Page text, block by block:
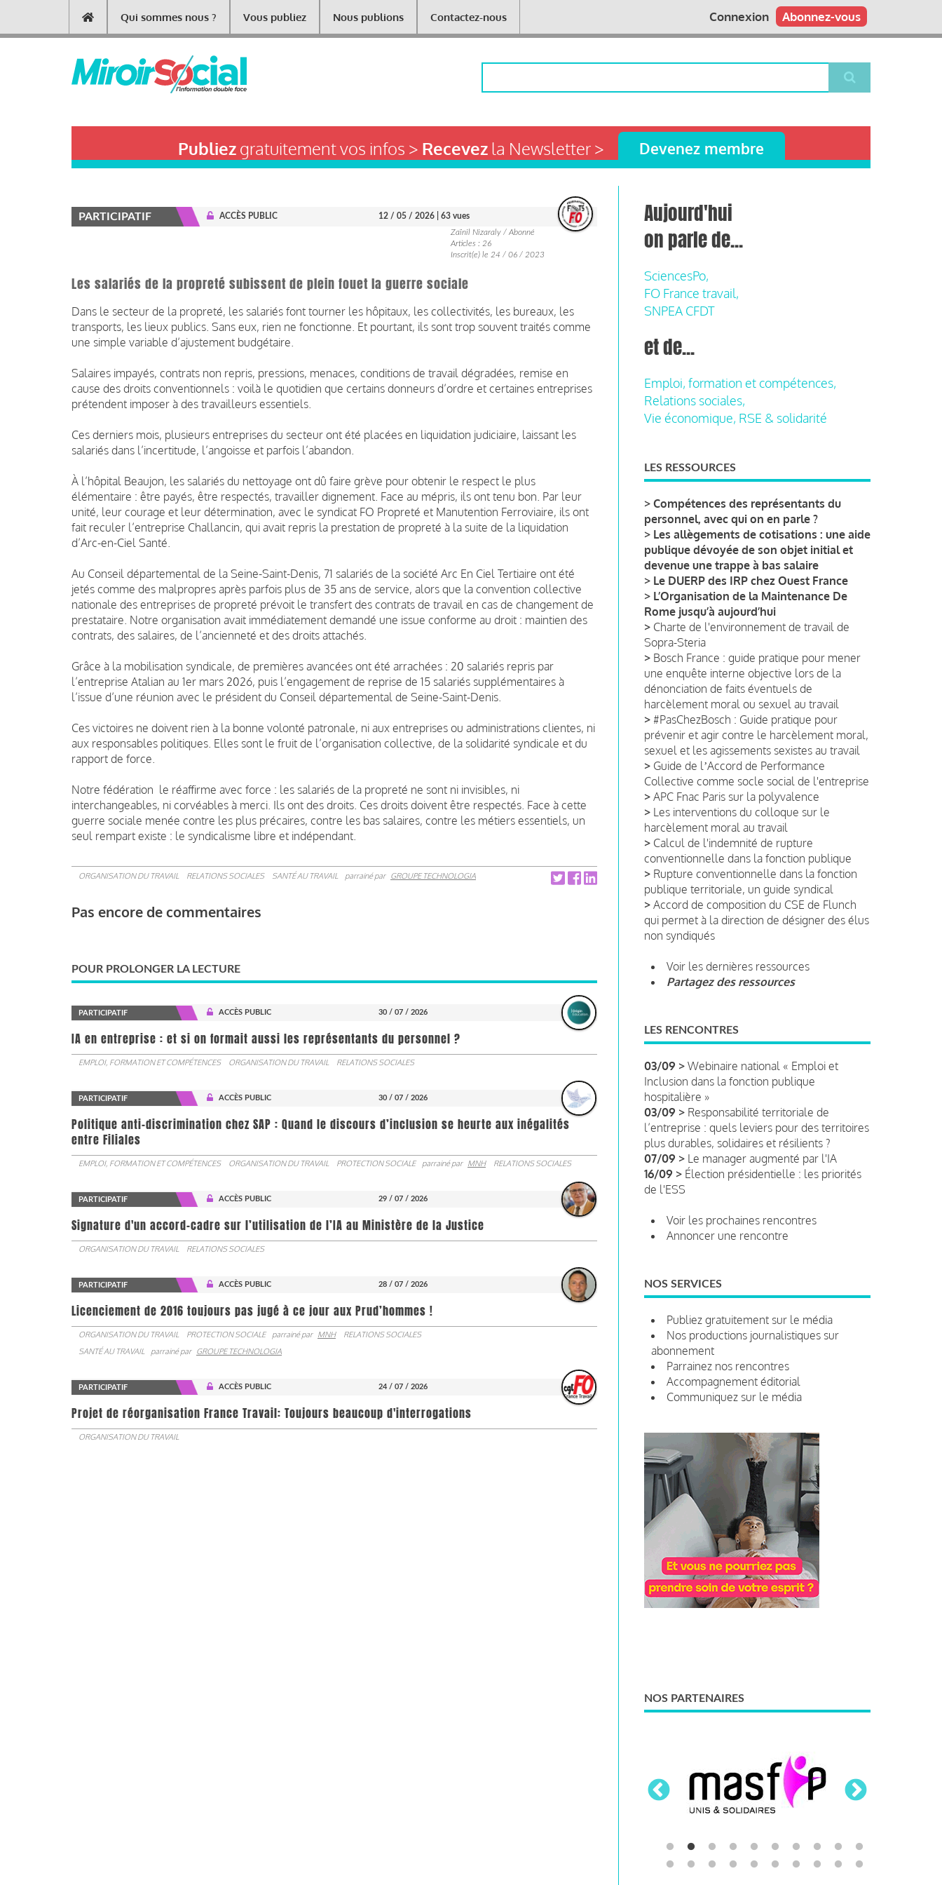
contenu
Main
navigation
Qui sommes nous ? Vous publiez Nous publions Contactez-nous Abonnez-vous
Connexion
Publiezgratuitement vos infos > Recevezla Newsletter > Devenez membre
PARTICIPATIF ACCÈS PUBLIC 12 / 05 / 2026
| 63 vues
Zaïnil Nizaraly / Abonné
Articles : 26
Inscrit(e) le 24 / 06 / 2023
Les salariés de la propreté subissent de plein fouet la guerre sociale
Dans le secteur de la propreté, les salariés font tourner les hôpitaux, les collectivités, les bureaux, les
transports, les lieux publics. Sans eux, rien ne fonctionne. Et pourtant, ils sont trop souvent traités comme
une simple variable d’ajustement budgétaire.
Salaires impayés, contrats non repris, pressions, menaces, conditions de travail dégradées, remise en
cause des droits conventionnels : voilà le quotidien que certains donneurs d’ordre et certaines entreprises
prétendent imposer à des travailleurs essentiels.
Ces derniers mois, plusieurs entreprises du secteur ont été placées en liquidation judiciaire, laissant les
salariés dans l’incertitude, l’angoisse et parfois l’abandon.
À l’hôpital Beaujon, les salariés du nettoyage ont dû faire grève pour obtenir le respect le plus
élémentaire : être payés, être respectés, travailler dignement. Face au mépris, ils ont tenu bon. Par leur
unité, leur courage et leur détermination, avec le syndicat FO Propreté et Manutention Ferroviaire, ils ont
fait reculer l’entreprise Challancin, qui avait repris la prestation de propreté à la suite de la liquidation
d’Arc-en-Ciel Santé.
Au Conseil départemental de la Seine-Saint-Denis, 71 salariés de la société Arc En Ciel Tertiaire ont été
jetés comme des malpropres après parfois plus de 35 ans de service, alors que la convention collective
nationale des entreprises de propreté prévoit le transfert des contrats de travail en cas de changement de
prestataire. Notre organisation avait immédiatement demandé une issue conforme au droit : maintien des
contrats, des salaires, de l’ancienneté et des droits attachés.
Grâce à la mobilisation syndicale, de premières avancées ont été arrachées : 20 salariés repris par
l’entreprise Atalian au 1er mars 2026, puis l’engagement de reprise de 15 salariés supplémentaires à
l’issue d’une réunion avec le président du Conseil départemental de Seine-Saint-Denis.
Ces victoires ne doivent rien à la bonne volonté patronale, ni aux entreprises ou administrations clientes, ni
aux responsables politiques. Elles sont le fruit de l’organisation collective, de la solidarité syndicale et du
rapport de force.
Notre fédération le réaffirme avec force : les salariés de la propreté ne sont ni invisibles, ni
interchangeables, ni corvéables à merci. Ils ont des droits. Ces droits doivent être respectés. Face à cette
guerre sociale menée contre les plus précaires, contre les bas salaires, contre les métiers essentiels, un
seul rempart existe : le syndicalisme libre et indépendant.
ORGANISATION DU TRAVAIL RELATIONS SOCIALES SANTÉ AU TRAVAIL parrainé par GROUPE TECHNOLOGIA
Pas encore de commentaires
POUR PROLONGER LA LECTURE
PARTICIPATIF ACCÈS PUBLIC 30 / 07 / 2026
IA en entreprise : et si on formait aussi les représentants du personnel ?
EMPLOI, FORMATION ET COMPÉTENCES ORGANISATION DU TRAVAIL RELATIONS SOCIALES
PARTICIPATIF ACCÈS PUBLIC 30 / 07 / 2026
Politique anti-discrimination chez SAP : Quand le discours d’inclusion se heurte aux inégalités
entre Filiales
EMPLOI, FORMATION ET COMPÉTENCES ORGANISATION DU TRAVAIL PROTECTION SOCIALE parrainé par MNH RELATIONS SOCIALES
PARTICIPATIF ACCÈS PUBLIC 29 / 07 / 2026
Signature d'un accord-cadre sur l’utilisation de l’IA au Ministère de la Justice
ORGANISATION DU TRAVAIL RELATIONS SOCIALES
PARTICIPATIF ACCÈS PUBLIC 28 / 07 / 2026
Licenciement de 2016 toujours pas jugé à ce jour aux Prud’hommes !
ORGANISATION DU TRAVAIL PROTECTION SOCIALE parrainé par MNH
RELATIONS SOCIALES
SANTÉ AU TRAVAIL
parrainé par GROUPE TECHNOLOGIA
PARTICIPATIF ACCÈS PUBLIC 24 / 07 / 2026
Projet de réorganisation France Travail: Toujours beaucoup d'interrogations
ORGANISATION DU TRAVAIL
Aujourd'hui
on parle de...
SciencesPo,
FO France travail,
SNPEA CFDT
et de...
Emploi, formation et compétences,
Relations sociales,
Vie économique, RSE & solidarité
LES RESSOURCES
> Compétences des représentants du
personnel, avec qui on en parle ?
> Les allègements de cotisations : une aide
publique dévoyée de son objet initial et
devenue une trappe à bas salaire
> Le DUERP des IRP chez Ouest France
> L’Organisation de la Maintenance De
Rome jusqu’à aujourd’hui
> Charte de l'environnement de travail de
Sopra-Steria
> Bosch France : guide pratique pour mener
une enquête interne objective lors de la
dénonciation de faits éventuels de
harcèlement moral ou sexuel au travail
> #PasChezBosch : Guide pratique pour
prévenir et agir contre le harcèlement moral,
sexuel et les agissements sexistes au travail
> Guide de lʼAccord de Performance
Collective comme socle social de l'entreprise
> APC Fnac Paris sur la polyvalence
> Les interventions du colloque sur le
harcèlement moral au travail
> Calcul de l'indemnité de rupture
conventionnelle dans la fonction publique
> Rupture conventionnelle dans la fonction
publique territoriale, un guide syndical
> Accord de composition du CSE de Flunch
qui permet à la direction de désigner des élus
non syndiqués
Voir les dernières ressources
Partagez des ressources
LES RENCONTRES
03/09 > Webinaire national « Emploi et
Inclusion dans la fonction publique
hospitalière »
03/09 > Responsabilité territoriale de
l’entreprise : quels leviers pour des territoires
plus durables, solidaires et résilients ?
07/09 > Le manager augmenté par l'IA
16/09 > Élection présidentielle : les priorités
de l'ESS
Voir les prochaines rencontres
Annoncer une rencontre
NOS SERVICES
Publiez gratuitement sur le média
Nos productions journalistiques sur
abonnement
Parrainez nos rencontres
Accompagnement éditorial
Communiquez sur le média
NOS PARTENAIRES